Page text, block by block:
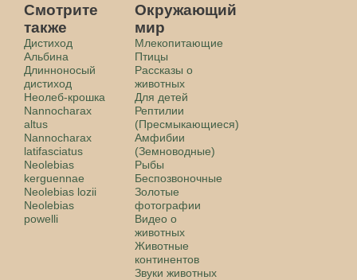
Смотрите
также
Дистиход
Альбина
Длинноносый
дистиход
Неолеб-крошка
Nannocharax
altus
Nannocharax
latifasciatus
Neolebias
kerguennae
Neolebias lozii
Neolebias
powelli
Окружающий
мир
Млекопитающие
Птицы
Рассказы о
животных
Для детей
Рептилии
(Пресмыкающиеся)
Амфибии
(Земноводные)
Рыбы
Беспозвоночные
Золотые
фотографии
Видео о
животных
Животные
континентов
Звуки животных